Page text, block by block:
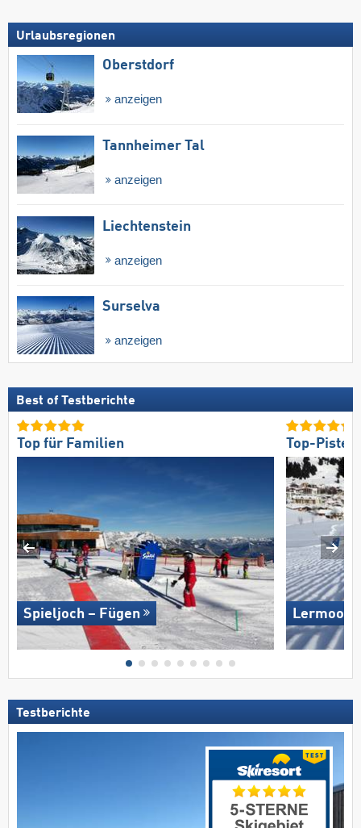
Urlaubsregionen
Oberstdorf
anzeigen
Tannheimer Tal
anzeigen
Liechtenstein
anzeigen
Surselva
anzeigen
Best of Testberichte
Top für Familien
Spieljoch – Fügen
Top-
Lermoos
Testberichte